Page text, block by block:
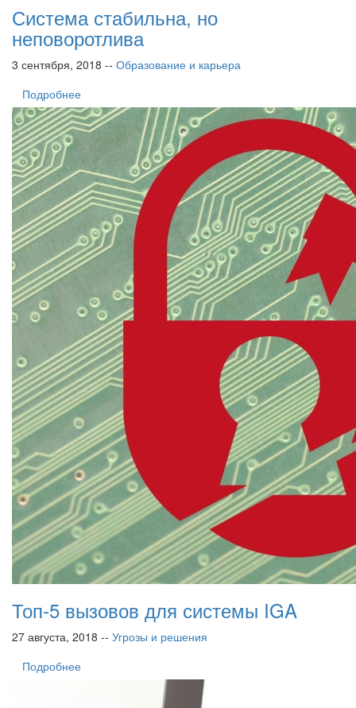
Система стабильна, но
неповоротлива
3 сентября, 2018 -- Образование и карьера
Подробнее
Топ-5 вызовов для системы IGA
27 августа, 2018 -- Угрозы и решения
Подробнее